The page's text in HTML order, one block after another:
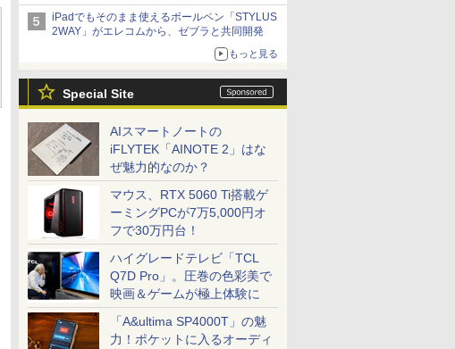
【石田賀津男の『酒の肴にPCゲーム』】
iPadでもそのまま使えるボールペン「STYLUS
2WAY」がエレコムから、ゼブラと共同開発
もっと見る
Special Site
AIスマートノートの
iFLYTEK「AINOTE 2」はな
ぜ魅力的なのか？
マウス、RTX 5060 Ti搭載ゲ
ーミングPCが7万5,000円オ
フで30万円台！
ハイグレードテレビ「TCL
Q7D Pro」。圧巻の色彩美で
映画＆ゲームが極上体験に
「A&ultima SP4000T」の魅
力！ポケットに入るオーディ